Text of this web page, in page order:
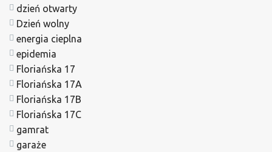
dzień otwarty
Dzień wolny
energia cieplna
epidemia
Floriańska 17
Floriańska 17A
Floriańska 17B
Floriańska 17C
gamrat
garaże